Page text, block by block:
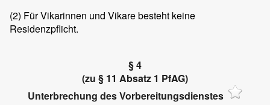
(2) Für Vikarinnen und Vikare besteht keine
Residenzpflicht.
§ 4
(zu § 11 Absatz 1 PfAG)
Unterbrechung des Vorbereitungsdienstes